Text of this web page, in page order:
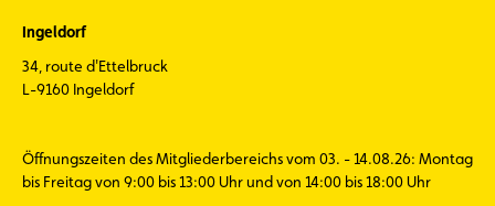
Ingeldorf
34, route d'Ettelbruck
L-9160 Ingeldorf
Öffnungszeiten des Mitgliederbereichs vom 03. - 14.08.26: Montag
bis Freitag von 9:00 bis 13:00 Uhr und von 14:00 bis 18:00 Uhr